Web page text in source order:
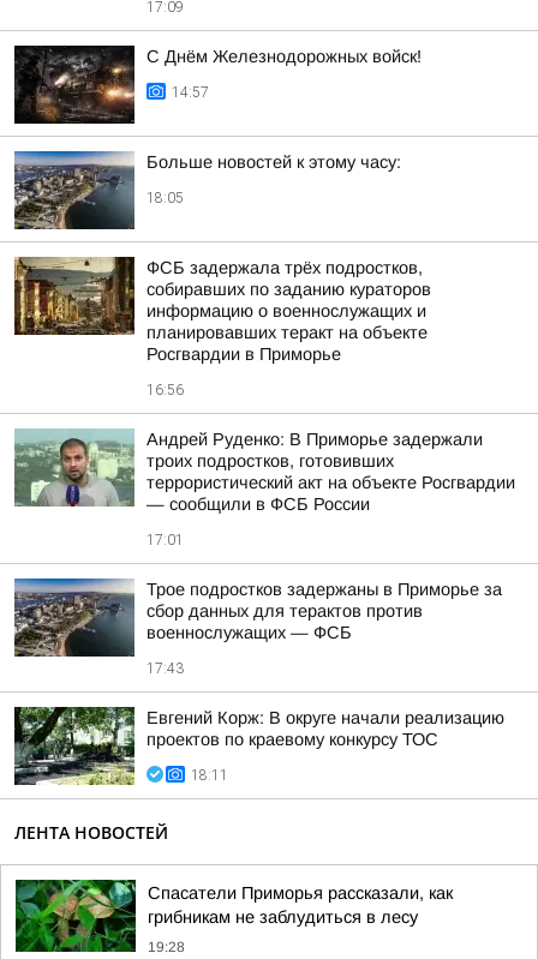
17:09
С Днём Железнодорожных войск!
14:57
Больше новостей к этому часу:
18:05
ФСБ задержала трёх подростков,
собиравших по заданию кураторов
информацию о военнослужащих и
планировавших теракт на объекте
Росгвардии в Приморье
16:56
Андрей Руденко: В Приморье задержали
троих подростков, готовивших
террористический акт на объекте Росгвардии
— сообщили в ФСБ России
17:01
Трое подростков задержаны в Приморье за
сбор данных для терактов против
военнослужащих — ФСБ
17:43
Евгений Корж: В округе начали реализацию
проектов по краевому конкурсу ТОС
18:11
ЛЕНТА НОВОСТЕЙ
Спасатели Приморья рассказали, как
грибникам не заблудиться в лесу
19:28